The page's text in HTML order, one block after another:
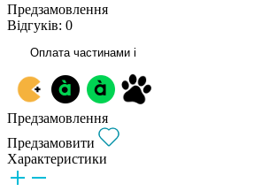
Предзамовлення
Відгуків: 0
Оплата частинами i
Предзамовлення
Предзамовити
Характеристики